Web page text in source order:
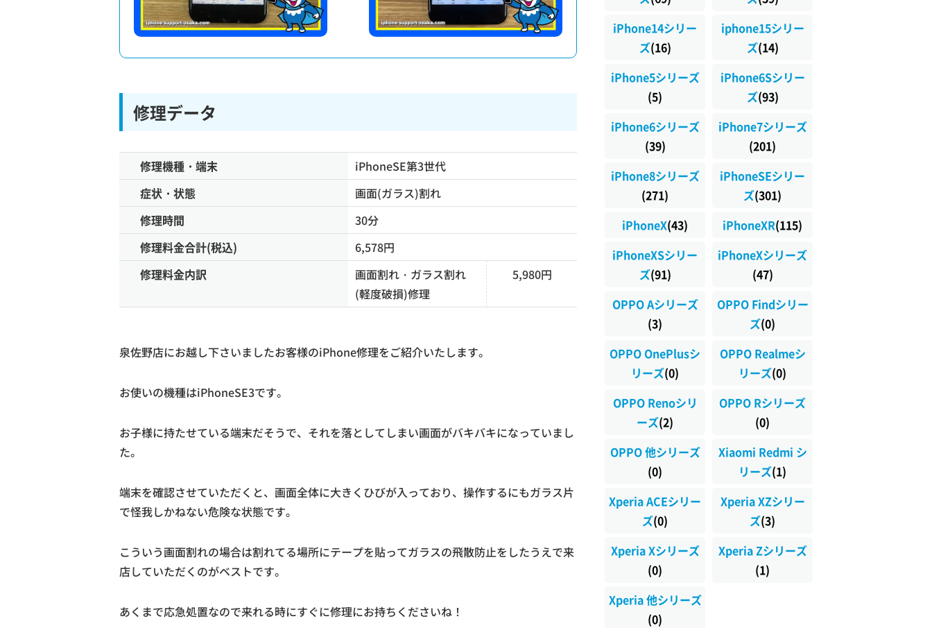
修理データ
修理機種・端末
iPhoneSE第3世代
症状・状態
画面(ガラス)割れ
修理時間
30分
修理料金合計(税込)
6,578円
修理料金内訳
画面割れ・ガラス割れ
(軽度破損)修理
5,980円
泉佐野店にお越し下さいましたお客様のiPhone修理をご紹介いたします。
お使いの機種はiPhoneSE3です。
お子様に持たせている端末だそうで、それを落としてしまい画面がバキバキになっていまし
た。
端末を確認させていただくと、画面全体に大きくひびが入っており、操作するにもガラス片
で怪我しかねない危険な状態です。
こういう画面割れの場合は割れてる場所にテープを貼ってガラスの飛散防止をしたうえで来
店していただくのがベストです。
あくまで応急処置なので来れる時にすぐに修理にお持ちくださいね！
iPhone14シリー
ズ(16)
iphone15シリー
ズ(14)
iPhone5シリーズ
(5)
iPhone6Sシリー
ズ(93)
iPhone6シリーズ
(39)
iPhone7シリーズ
(201)
iPhone8シリーズ
(271)
iPhoneSEシリー
ズ(301)
iPhoneX(43) iPhoneXR(115)
iPhoneXSシリー
ズ(91)
iPhoneXシリーズ
(47)
OPPO Aシリーズ
(3)
OPPO Findシリー
ズ(0)
OPPO OnePlusシ
リーズ(0)
OPPO Realmeシ
リーズ(0)
OPPO Renoシリ
ーズ(2)
OPPO Rシリーズ
(0)
OPPO 他シリーズ
(0)
Xiaomi Redmi シ
リーズ(1)
Xperia ACEシリー
ズ(0)
Xperia XZシリー
ズ(3)
Xperia Xシリーズ
(0)
Xperia Zシリーズ
(1)
Xperia 他シリーズ
(0)